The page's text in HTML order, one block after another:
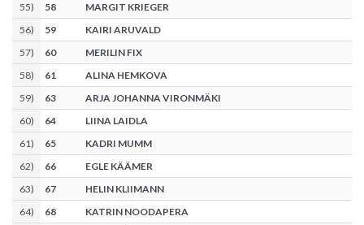
55) 58
MARGIT KRIEGER
56) 59
KAIRI ARUVALD
57) 60
MERILIN FIX
58) 61
ALINA HEMKOVA
59) 63
ARJA JOHANNA VIRONMÄKI
60) 64
LIINA LAIDLA
61) 65
KADRI MUMM
62) 66
EGLE KÄÄMER
63) 67
HELIN KLIIMANN
64) 68
KATRIN NOODAPERA